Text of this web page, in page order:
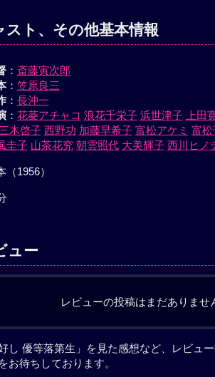
スト、その他基本情報
： 斎藤寅次郎
： 笠原良三
： 長沖一
： 花菱アチャコ 浪花千栄子 浜世津子 上田
三木啓子 西野功 加藤早希子 富松アケミ 富松
圭子 山茶花究 朝雲照代 大美輝子 西川ヒノ
（1956）
ュー
レビューの投稿はまだありませ
し 優等落第生」を見た感想など、レビュ
をお待ちしております。